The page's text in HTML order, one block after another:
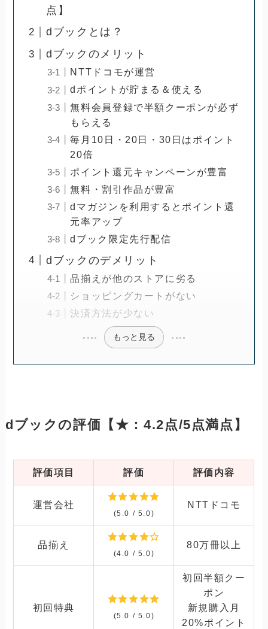
点】
dブックとは？
dブックのメリット
NTTドコモが運営
dポイントが貯まる＆使える
無料会員登録で半額クーポンが必ず
もらえる
毎月10日・20日・30日はポイント
20倍
ポイント還元キャンペーンが豊富
無料・割引作品が豊富
dマガジンを利用するとポイント還
元率アップ
dブック限定先行配信
dブックのデメリット
品揃えが他のストアに劣る
ショッピングカートがない
決済方法が少ない
もっと見る
dブックの評価【★：4.2点/5点満点】
評価項目 評価 評価内容
運営会社
(5.0 / 5.0)
NTTドコモ
品揃え
(4.0 / 5.0)
80万冊以上
初回特典
(5.0 / 5.0)
初回半額クー
ポン
新規購入月
20%ポイント